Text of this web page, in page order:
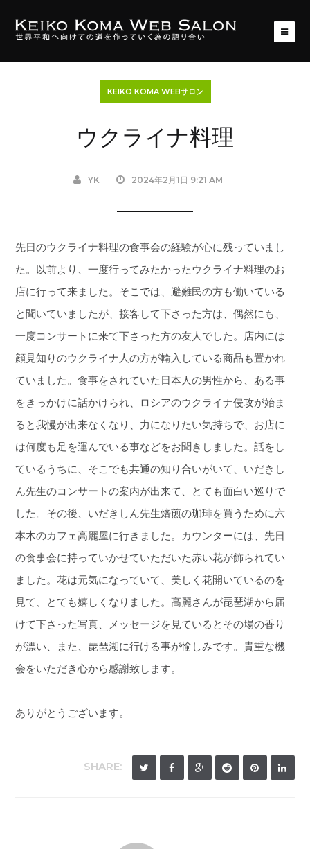
KEIKO KOMA WEBサロン
ウクライナ料理
YK 2024年2月1日 9:21 AM
先日のウクライナ料理の食事会の経験が心に残っていまし
た。以前より、一度行ってみたかったウクライナ料理のお
店に行って来ました。そこでは、避難民の方も働いている
と聞いていましたが、接客して下さった方は、偶然にも、
一度コンサートに来て下さった方の友人でした。店内には
顔見知りのウクライナ人の方が輸入している商品も置かれ
ていました。食事をされていた日本人の男性から、ある事
をきっかけに話かけられ、ロシアのウクライナ侵攻が始ま
ると我慢が出来なくなり、力になりたい気持ちで、お店に
は何度も足を運んでいる事などをお聞きしました。話をし
ているうちに、そこでも共通の知り合いがいて、いだきし
ん先生のコンサートの案内が出来て、とても面白い巡りで
した。その後、いだきしん先生焙煎の珈琲を買うために六
本木のカフェ高麗屋に行きました。カウンターには、先日
の食事会に持っていかせていただいた赤い花が飾られてい
ました。花は元気になっていて、美しく花開いているのを
見て、とても嬉しくなりました。高麗さんが琵琶湖から届
けて下さった写真、メッセージを見ているとその場の香り
が漂い、また、琵琶湖に行ける事が愉しみです。貴重な機
会をいただき心から感謝致します。
ありがとうございます。
SHARE: